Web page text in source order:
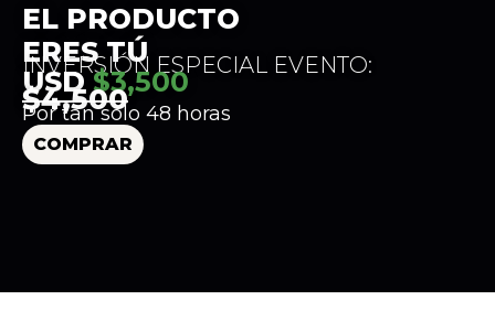
EL PRODUCTO
ERES TÚ
INVERSIÓN ESPECIAL EVENTO:
USD$3,500
$4,500
Por tan solo 48 horas
COMPRAR